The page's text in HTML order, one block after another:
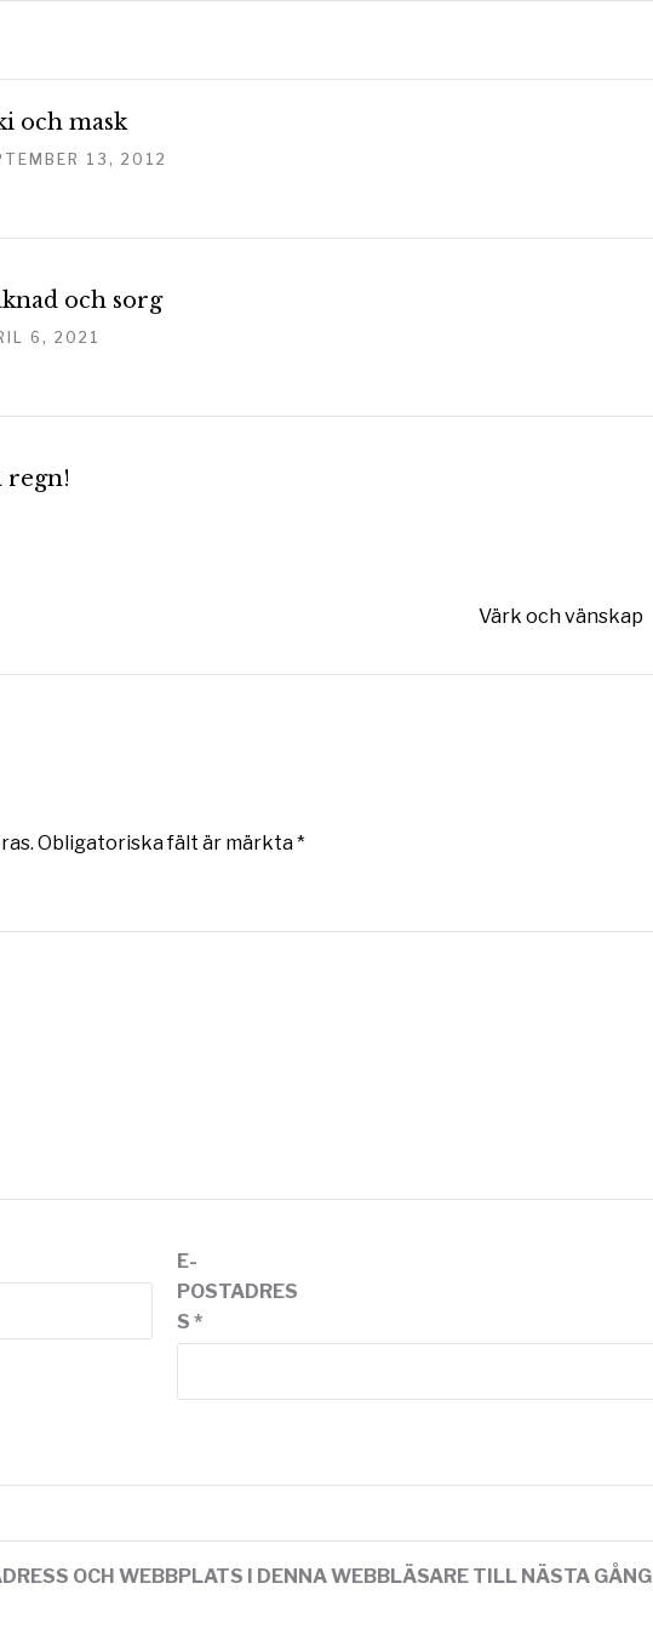
och mask
13, 2012
och sorg
6, 2021
regn!
Nästa
Värk och vänskap
Obligatoriska fält är märkta*
E-
POSTADRES
S *
OCH WEBBPLATS I DENNA WEBBLÄSARE TILL NÄSTA GÅNG